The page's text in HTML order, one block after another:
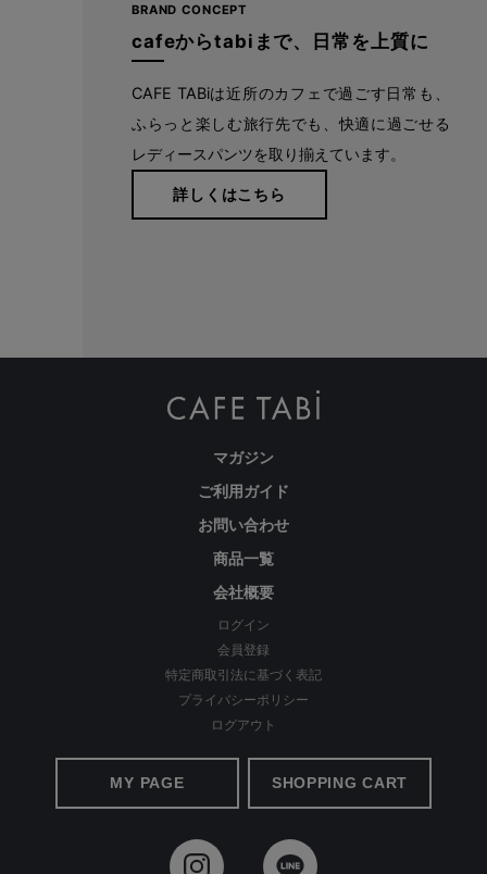
BRAND CONCEPT
cafeからtabiまで、日常を上質に
CAFE TABiは近所のカフェで過ごす日常も、
ふらっと楽しむ旅行先でも、快適に過ごせる
レディースパンツを取り揃えています。
詳しくはこちら
マガジン
ご利用ガイド
お問い合わせ
商品一覧
会社概要
ログイン
会員登録
特定商取引法に基づく表記
プライバシーポリシー
ログアウト
MY PAGE SHOPPING CART